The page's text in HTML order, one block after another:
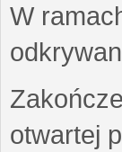
W
otwartej